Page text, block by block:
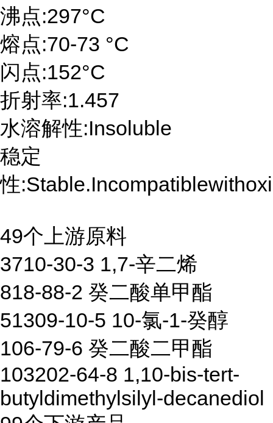
沸点:297°C
熔点:70-73 °C
闪点:152°C
折射率:1.457
水溶解性:Insoluble
稳定
性
49个上游原料
3710-30-3 1,7-辛二烯
818-88-2 癸二酸单甲酯
51309-10-5 10-氯-1-癸醇
106-79-6 癸二酸二甲酯
103202-64-8 1,10-bis-tert-
butyldimethylsilyl-decanediol